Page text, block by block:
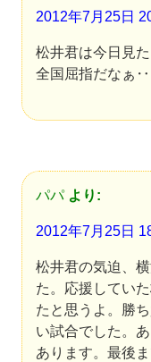
2012年7月25日
松井君は今日見
全国屈指だなぁ‥
パパ より:
2012年7月25日
松井君の気迫、
た。応援してい
たと思うよ。勝
い試合でした。
あります。最後